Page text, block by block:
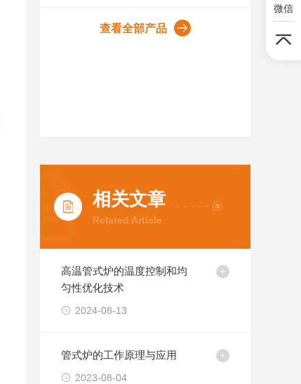
查看全部产品
相关文章
Related Article
高温管式炉的温度控制和均
匀性优化技术
2024-08-13
管式炉的工作原理与应用
2023-08-04
微信